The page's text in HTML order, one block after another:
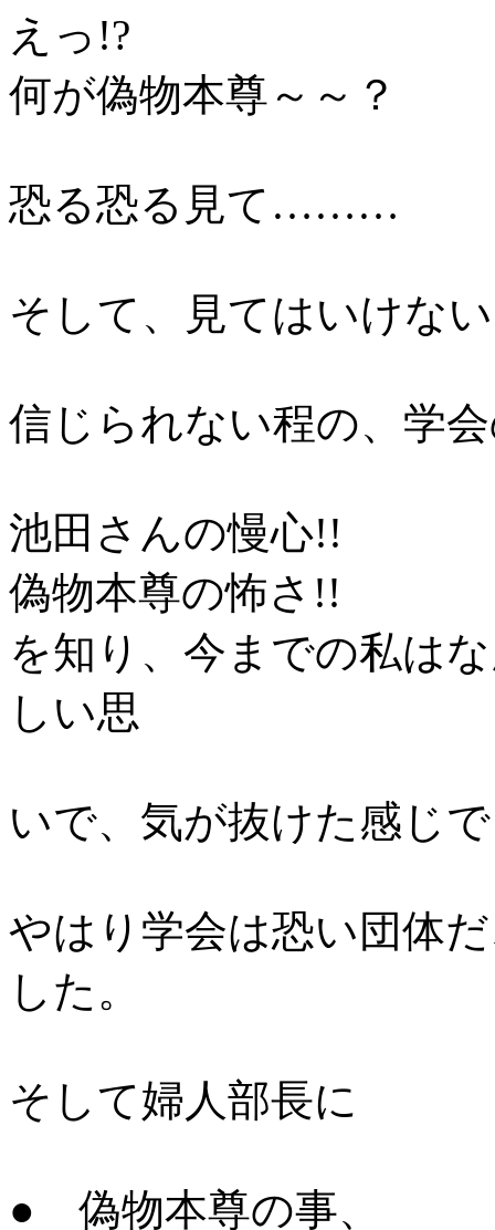
えっ!?
何が偽物本尊～～？
恐る恐る見て………
そして、見てはいけな
信じられない程の、学
池田さんの慢心!!
偽物本尊の怖さ!!
を知り、今までの私は
しい思
いで、気が抜けた感じ
やはり学会は恐い団体
した。
そして婦人部長に
● 偽物本尊の事、